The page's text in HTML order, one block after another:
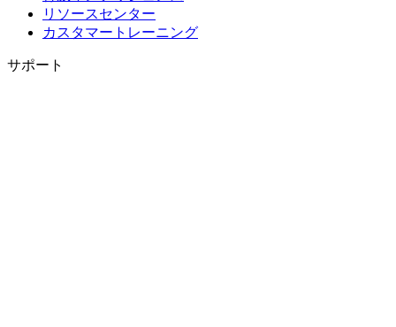
リソースセンター
カスタマートレーニング
サポート